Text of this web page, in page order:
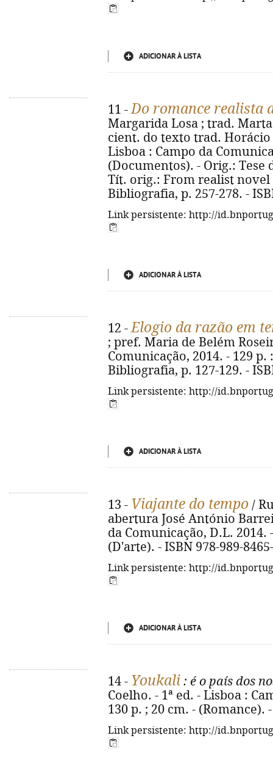
ADICIONAR À LISTA
11 -Do romance realista
Margarida Losa ; trad.
cient. do texto trad. Horácio
Lisboa : Campo da
(Documentos). - Orig.:
Tít. orig.: From realist
Bibliografia, p. 257-278. -
Link persistente: http://
ADICIONAR À LISTA
12 -Elogio da razão em
; pref. Maria de Belém
Comunicação, 2014. - 129 p.
Bibliografia, p. 127-129. -
Link persistente: http://
ADICIONAR À LISTA
13 - Viajante do tempo /
abertura José António
da Comunicação, D.L. 2014.
(D'arte). - ISBN 978-989-
Link persistente: http://
ADICIONAR À LISTA
14 - Youkali : é o país dos
Coelho. - 1ª ed. - Lisboa :
130 p. ; 20 cm. - (Romance).
Link persistente: http://